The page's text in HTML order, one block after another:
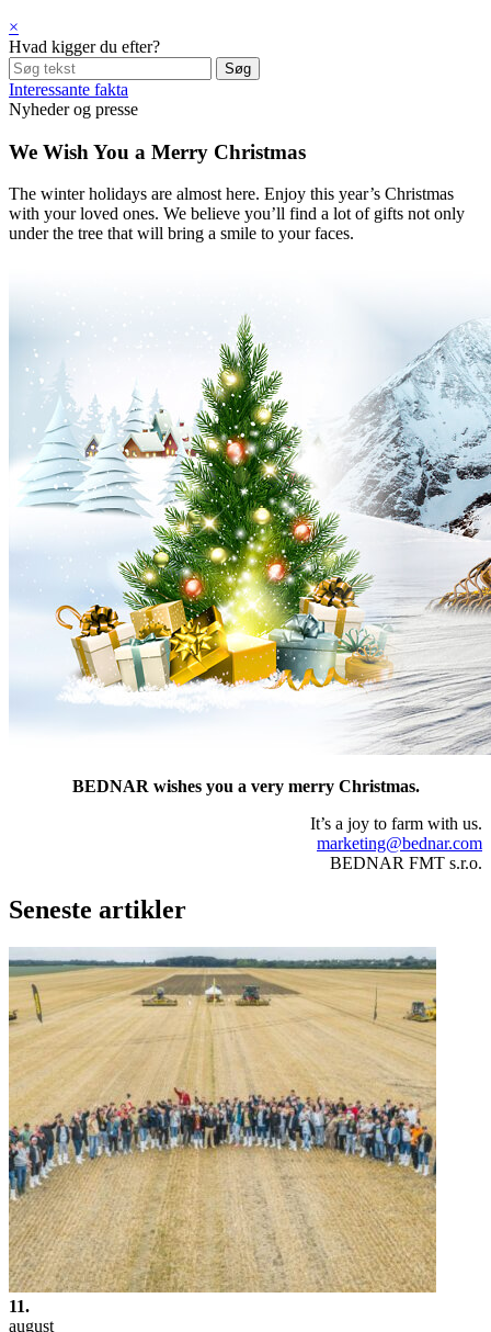
×
Hvad kigger du efter?
Interessante fakta
Nyheder og presse
We Wish You a Merry Christmas
The winter holidays are almost here. Enjoy this year’s Christmas
with your loved ones. We believe you’ll find a lot of gifts not only
under the tree that will bring a smile to your faces.
BEDNAR wishes you a very merry Christmas.
It’s a joy to farm with us.
marketing@bednar.com
BEDNAR FMT s.r.o.
Seneste artikler
11.
august